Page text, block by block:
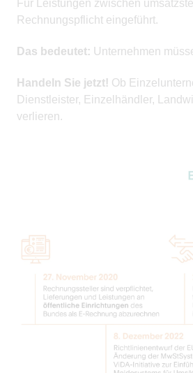
Für Leistungen zwischen
Rechnungspflicht eingeführt.
Das bedeutet: Unternehmen
Handeln Sie jetzt! Ob
Dienstleister, Einzelhändler,
verlieren.